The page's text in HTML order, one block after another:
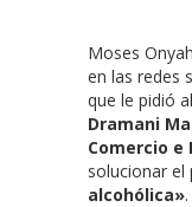
Moses
en las redes
que le pidió al
Dramani
Comercio e
solucionar el
alcohólica».